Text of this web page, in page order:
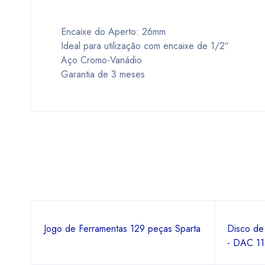
Encaixe do Aperto: 26mm
Ideal para utilização com encaixe de 1/2″
Aço Cromo-Vanádio
Garantia de 3 meses
Jogo de Ferramentas 129 peças Sparta
Disco
- DAC